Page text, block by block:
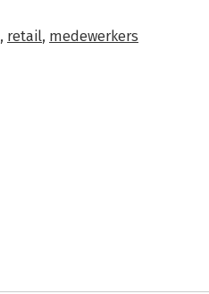
, retail, medewerkers